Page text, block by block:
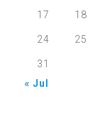
17 18
24 25
31
« Jul